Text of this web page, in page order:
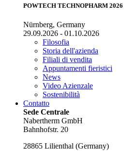
POWTECH TECHNOPHARM 2026
Nürnberg, Germany
29.09.2026 - 01.10.2026
Filosofia
Storia dell'azienda
Filiali di vendita
Appuntamenti fieristici
News
Video Azienzale
Sostenibilità
Contatto
Sede Centrale
Nabertherm GmbH
Bahnhofstr. 20
28865 Lilienthal (Germany)